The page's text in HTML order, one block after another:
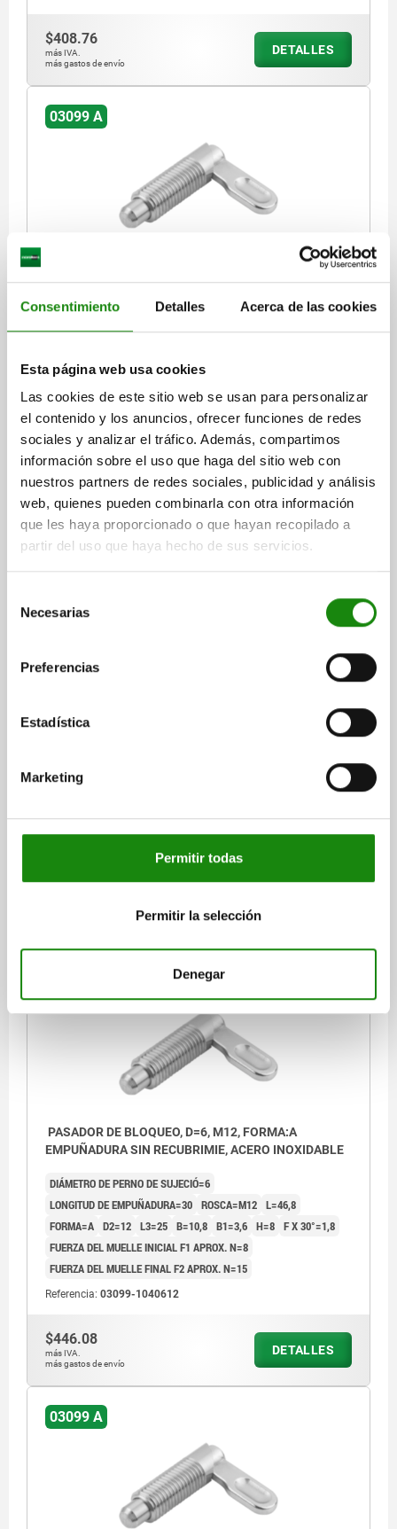
Consentimiento Detalles Acerca de las cookies
Esta página web usa cookies
Las cookies de este sitio web se usan para personalizar
el contenido y los anuncios, ofrecer funciones de redes
sociales y analizar el tráfico. Además, compartimos
información sobre el uso que haga del sitio web con
nuestros partners de redes sociales, publicidad y análisis
web, quienes pueden combinarla con otra información
que les haya proporcionado o que hayan recopilado a
partir del uso que haya hecho de sus servicios.
Necesarias
Preferencias
Estadística
Marketing
Permitir todas
Permitir la selección
Denegar
$408.76
más IVA.
más gastos de envío
DETALLES
03099 A
PASADOR DE BLOQUEO, D=6, M10X1, FORMA:A
EMPUÑADURA SIN RECUBRIMIE, ACERO INOXIDABLE
DIÁMETRO DE PERNO DE SUJECIÓ=6
LONGITUD DE EMPUÑADURA=25 ROSCA=M10X1 L=38
FUERZA DEL MUELLE INICIAL F1 APROX. N=8
FUERZA DEL MUELLE FINAL F2 APROX. N=14
Referencia:03099-10406101
más IVA.
más gastos de envío
DETALLES
03099 A
EMPUÑADURA SIN RECUBRIMIE, ACERO INOXIDABLE
LONGITUD DE EMPUÑADURA=30
F X 30°=1,3
FUERZA DEL MUELLE FINAL F2 APROX. N=15
03099-1040512
PASADOR DE BLOQUEO, D=6, M12, FORMA:A
EMPUÑADURA SIN RECUBRIMIE, ACERO INOXIDABLE
DIÁMETRO DE PERNO DE SUJECIÓ=6
LONGITUD DE EMPUÑADURA=30 ROSCA=M12 L=46,8
FORMA=A D2=12 L3=25 B=10,8 B1=3,6 H=8 F X 30°=1,8
FUERZA DEL MUELLE INICIAL F1 APROX. N=8
FUERZA DEL MUELLE FINAL F2 APROX. N=15
Referencia: 03099-1040612
$446.08
más IVA.
más gastos de envío
DETALLES
03099 A